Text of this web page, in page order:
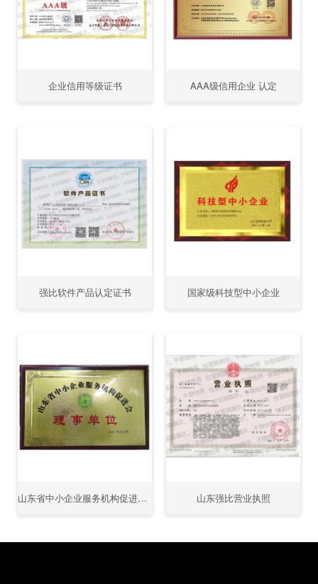
企业信用等级证书 AAA级信用企业 认定
强比软件产品认定证书 国家级科技型中小企业
山东省中小企业服务机构促进会 理事单位 山东强比营业执照